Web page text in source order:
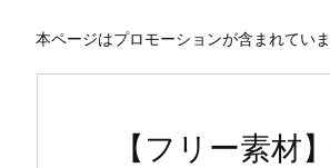
本ページはプロモーションが含まれてい
【フリー素材